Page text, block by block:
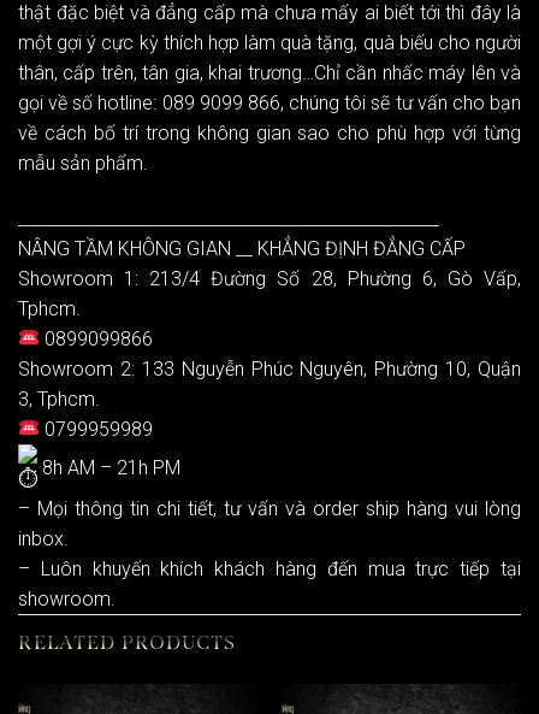
thật đặc biệt và đẳng cấp mà chưa mấy ai biết tới thì đây là
một gợi ý cực kỳ thích hợp làm quà tặng, quà biếu cho người
thân, cấp trên, tân gia, khai trương…Chỉ cần nhấc máy lên và
gọi về số hotline: 089 9099 866, chúng tôi sẽ tư vấn cho bạn
về cách bố trí trong không gian sao cho phù hợp với từng
mẫu sản phẩm.
NÂNG TẦM KHÔNG GIAN __ KHẲNG ĐỊNH ĐẲNG CẤP
Showroom 1: 213/4 Đường Số 28, Phường 6, Gò Vấp,
Tphcm.
0899099866
Showroom 2: 133 Nguyễn Phúc Nguyên, Phường 10, Quận
3, Tphcm.
0799959989
8h AM – 21h PM
– Mọi thông tin chi tiết, tư vấn và order ship hàng vui lòng
inbox.
– Luôn khuyến khích khách hàng đến mua trực tiếp tại
showroom.
RELATED PRODUCTS